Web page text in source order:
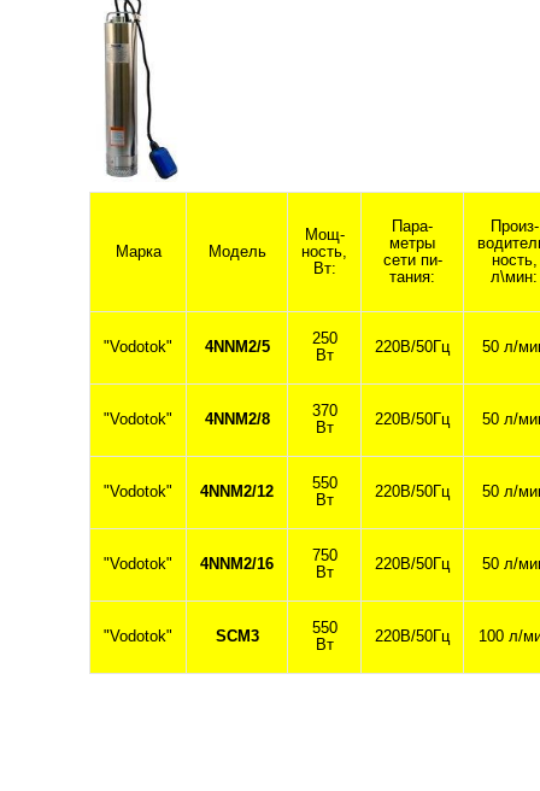
Марка Модель
Мощ-
ность,
Вт:
Пара-
метры
сети пи-
тания:
Произ-
ность,
л\мин:
"Vodotok" 4NNM2/5
250
Вт
220В/50Гц 50 л/
"Vodotok" 4NNM2/8
370
Вт
220В/50Гц 50 л/
"Vodotok" 4NNM2/12
550
Вт
220В/50Гц 50 л/
"Vodotok" 4NNM2/16
750
Вт
220В/50Гц 50 л/
"Vodotok" SCM3
550
Вт
220В/50Гц 100 л/